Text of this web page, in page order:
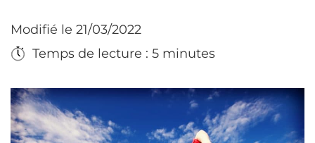
Modifié le 21/03/2022
Temps de lecture : 5 minutes